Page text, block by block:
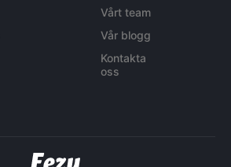
Vårt team
Vår blogg
Kontakta
oss